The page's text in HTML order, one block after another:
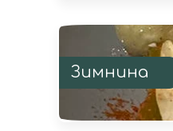
Зимнина